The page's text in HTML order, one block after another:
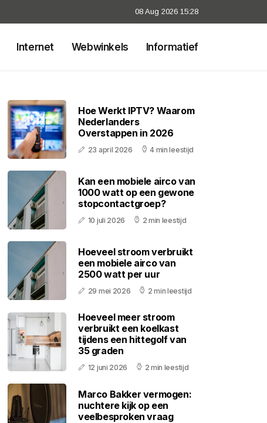
08 Aug 2026 15:28
Internet Webwinkels Informatief
Hoe Werkt IPTV? Waarom
Nederlanders
Overstappen in 2026
23 april 2026 4 min leestijd
Kan een mobiele airco van
1000 watt op een gewone
stopcontactgroep?
10 juli 2026 2 min leestijd
Hoeveel stroom verbruikt
een mobiele airco van
2500 watt per uur
29 mei 2026 2 min leestijd
Hoeveel meer stroom
verbruikt een koelkast
tijdens een hittegolf van
35 graden
12 juni 2026 2 min leestijd
Marco Bakker vermogen:
nuchtere kijk op een
veelbesproken vraag